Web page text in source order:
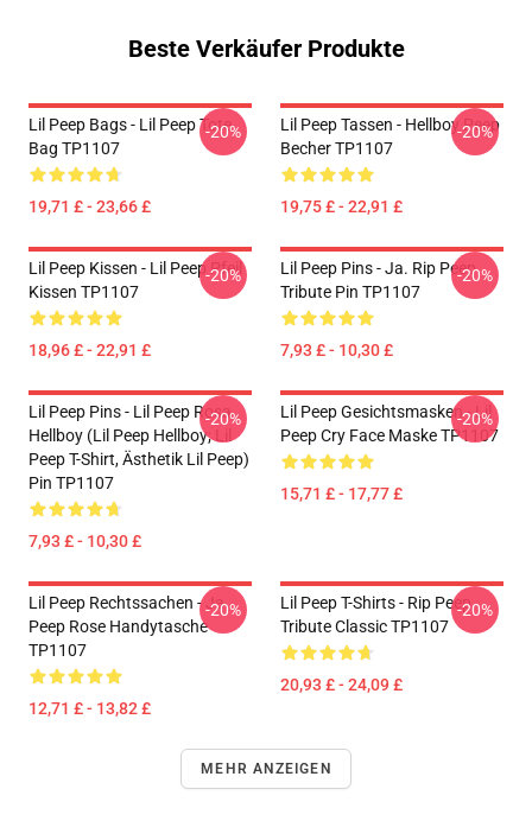
Beste Verkäufer Produkte
Lil Peep Bags - Lil Peep Tote
Bag TP1107
19,71 £ - 23,66 £
-20%
Lil Peep Tassen - Hellboy Peep
Becher TP1107
19,75 £ - 22,91 £
-20%
Lil Peep Kissen - Lil Peep Pfeil
Kissen TP1107
18,96 £ - 22,91 £
-20%
Lil Peep Pins - Ja. Rip Peep
Tribute Pin TP1107
7,93 £ - 10,30 £
-20%
Lil Peep Pins - Lil Peep Rosa
Hellboy (Lil Peep Hellboy; Lil
Peep T-Shirt, Ästhetik Lil Peep)
Pin TP1107
7,93 £ - 10,30 £
-20%
Lil Peep Gesichtsmasken - Lil
Peep Cry Face Maske TP1107
15,71 £ - 17,77 £
-20%
Lil Peep Rechtssachen - Ja.
Peep Rose Handytasche
TP1107
12,71 £ - 13,82 £
-20%
Lil Peep T-Shirts - Rip Peep
Tribute Classic TP1107
20,93 £ - 24,09 £
-20%
MEHR ANZEIGEN